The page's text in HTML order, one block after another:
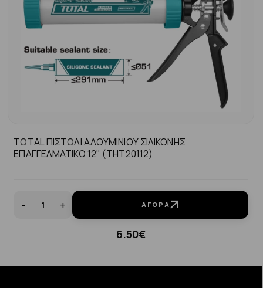
TOTAL ΠΙΣΤΟΛΙ ΑΛΟΥΜΙΝΙΟΥ ΣΙΛΙΚΟΝΗΣ
ΕΠΑΓΓΕΛΜΑΤΙΚΟ 12" (THT20112)
- + ΑΓΟΡΆ
6.50€